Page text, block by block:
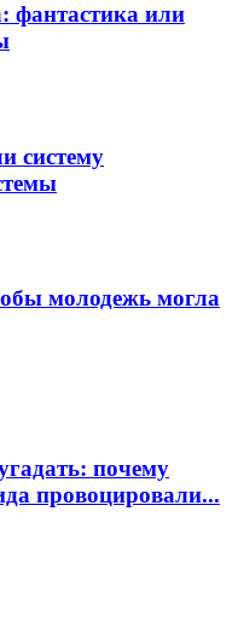
фантастика или
систему
молодежь могла
почему
провоцировали...